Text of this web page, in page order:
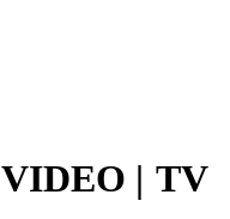
VIDEO | TV